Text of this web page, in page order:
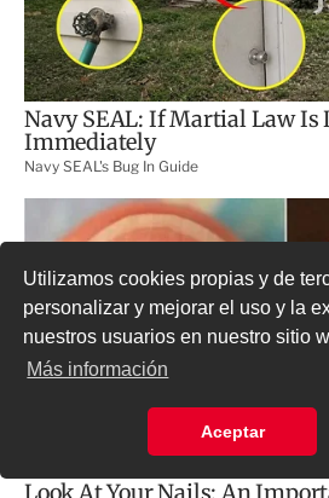
Utilizamos cookies propias y de
personalizar y mejorar el uso y la
nuestros usuarios en nuestro sitio
Más información
Aceptar